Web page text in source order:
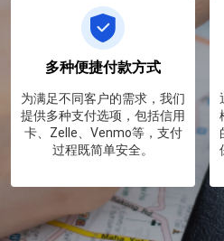
多种便捷付款方式
为满足不同客户的需求，我们
提供多种支付选项，包括信用
卡、Zelle、Venmo等，支付
过程既简单安全。